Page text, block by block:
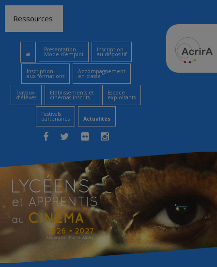
contenu
Ressources
Présentation
Mode d’emploi
Inscription
au dispositif
Inscription
aux formations
Accompagnement
en classe
Travaux
d’élèves
Etablissements et
cinémas inscrits
Espace
exploitants
Festivals
partenaires Actualités